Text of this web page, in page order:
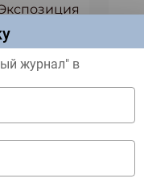
я так
Москвы.
журнал" в